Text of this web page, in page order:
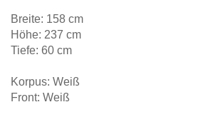
Breite: 158 cm
Höhe: 237 cm
Tiefe: 60 cm
Korpus: Weiß
Front: Weiß